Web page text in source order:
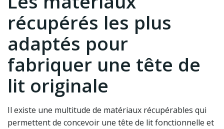
récupérés les plus
adaptés pour
fabriquer une tête de
lit originale
Il existe une multitude de matériaux récupérables qui
permettent de concevoir une tête de lit fonctionnelle et